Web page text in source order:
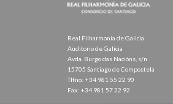
Real Filharmonía de Galicia
Auditorio de Galicia
Avda. Burgo das Nacións, s/n
15705 Santiago de Compostela
Tlfno: +34 981 55 22 90
Fax: +34 981 57 22 92